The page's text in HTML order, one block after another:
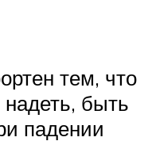
тем, что
быть
падении